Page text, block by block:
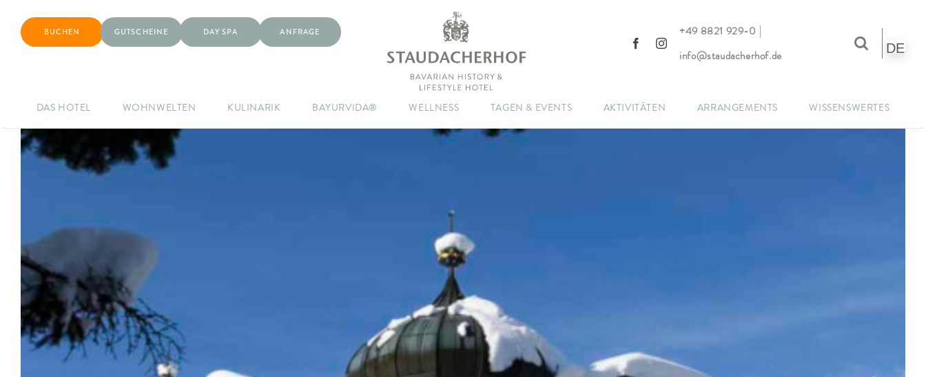
BUCHEN GUTSCHEINE DAY SPA ANFRAGE +49 8821 929-0
info@staudacherhof.de DE
DAS HOTEL WOHNWELTEN KULINARIK BAYURVIDA® WELLNESS TAGEN & EVENTS AKTIVITÄTEN ARRANGEMENTS WISSENSWERTES